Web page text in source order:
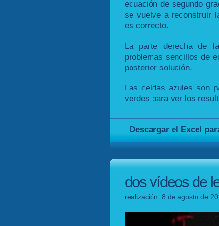
ecuación de segundo
se vuelve a reconstruir
es correcto.
La parte derecha de
problemas sencillos de
posterior solución.
Las celdas azules son
verdes para ver los
Descargar el Excel
dos vídeos de
realización: 8 de agosto de